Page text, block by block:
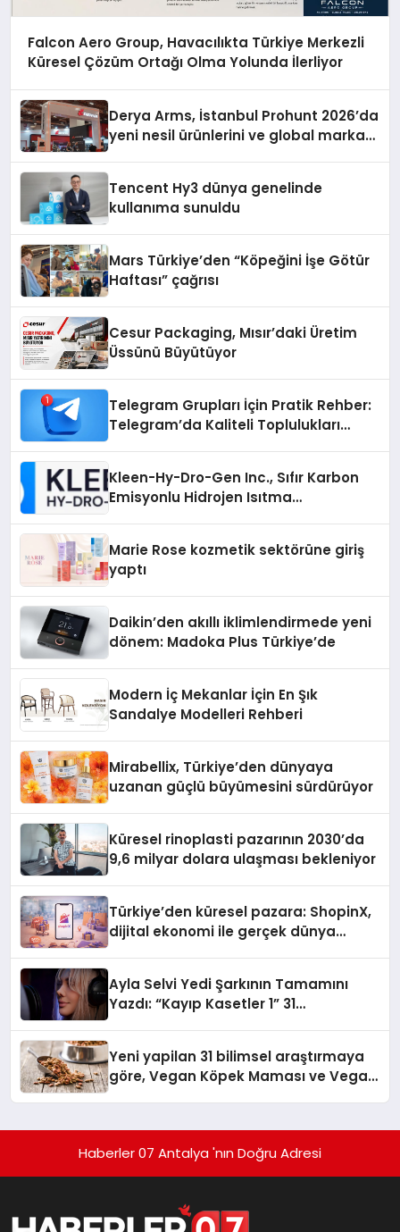
Falcon Aero Group, Havacılıkta Türkiye Merkezli
Küresel Çözüm Ortağı Olma Yolunda İlerliyor
Derya Arms, İstanbul Prohunt 2026’da
yeni nesil ürünlerini ve global marka
Tencent Hy3 dünya genelinde
kullanıma sunuldu
Mars Türkiye’den “Köpeğini İşe Götür
Haftası” çağrısı
Cesur Packaging, Mısır’daki Üretim
Üssünü Büyütüyor
Telegram Grupları İçin Pratik Rehber:
Telegram’da Kaliteli Toplulukları
Kleen-Hy-Dro-Gen Inc., Sıfır Karbon
Emisyonlu Hidrojen Isıtma
Marie Rose kozmetik sektörüne giriş
yaptı
Daikin’den akıllı iklimlendirmede yeni
dönem: Madoka Plus Türkiye’de
Modern İç Mekanlar İçin En Şık
Sandalye Modelleri Rehberi
Mirabellix, Türkiye’den dünyaya
uzanan güçlü büyümesini sürdürüyor
Küresel rinoplasti pazarının 2030’da
9,6 milyar dolara ulaşması bekleniyor
Türkiye’den küresel pazara: ShopinX,
dijital ekonomi ile gerçek dünya
Ayla Selvi Yedi Şarkının Tamamını
Yazdı: “Kayıp Kasetler 1” 31
Yeni yapilan 31 bilimsel araştırmaya
göre, Vegan Köpek Maması ve Vegan
Haberler 07 Antalya 'nın Doğru Adresi